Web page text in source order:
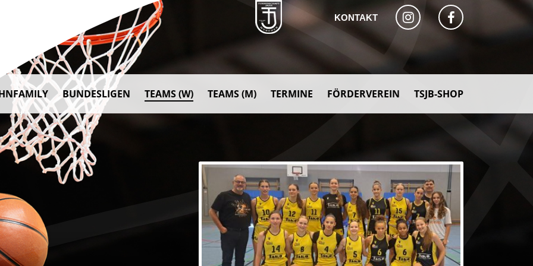
KONTAKT
BUNDESLIGEN TEAMS (W) TEAMS (M) TERMINE FÖRDERVEREIN TSJB-SHOP